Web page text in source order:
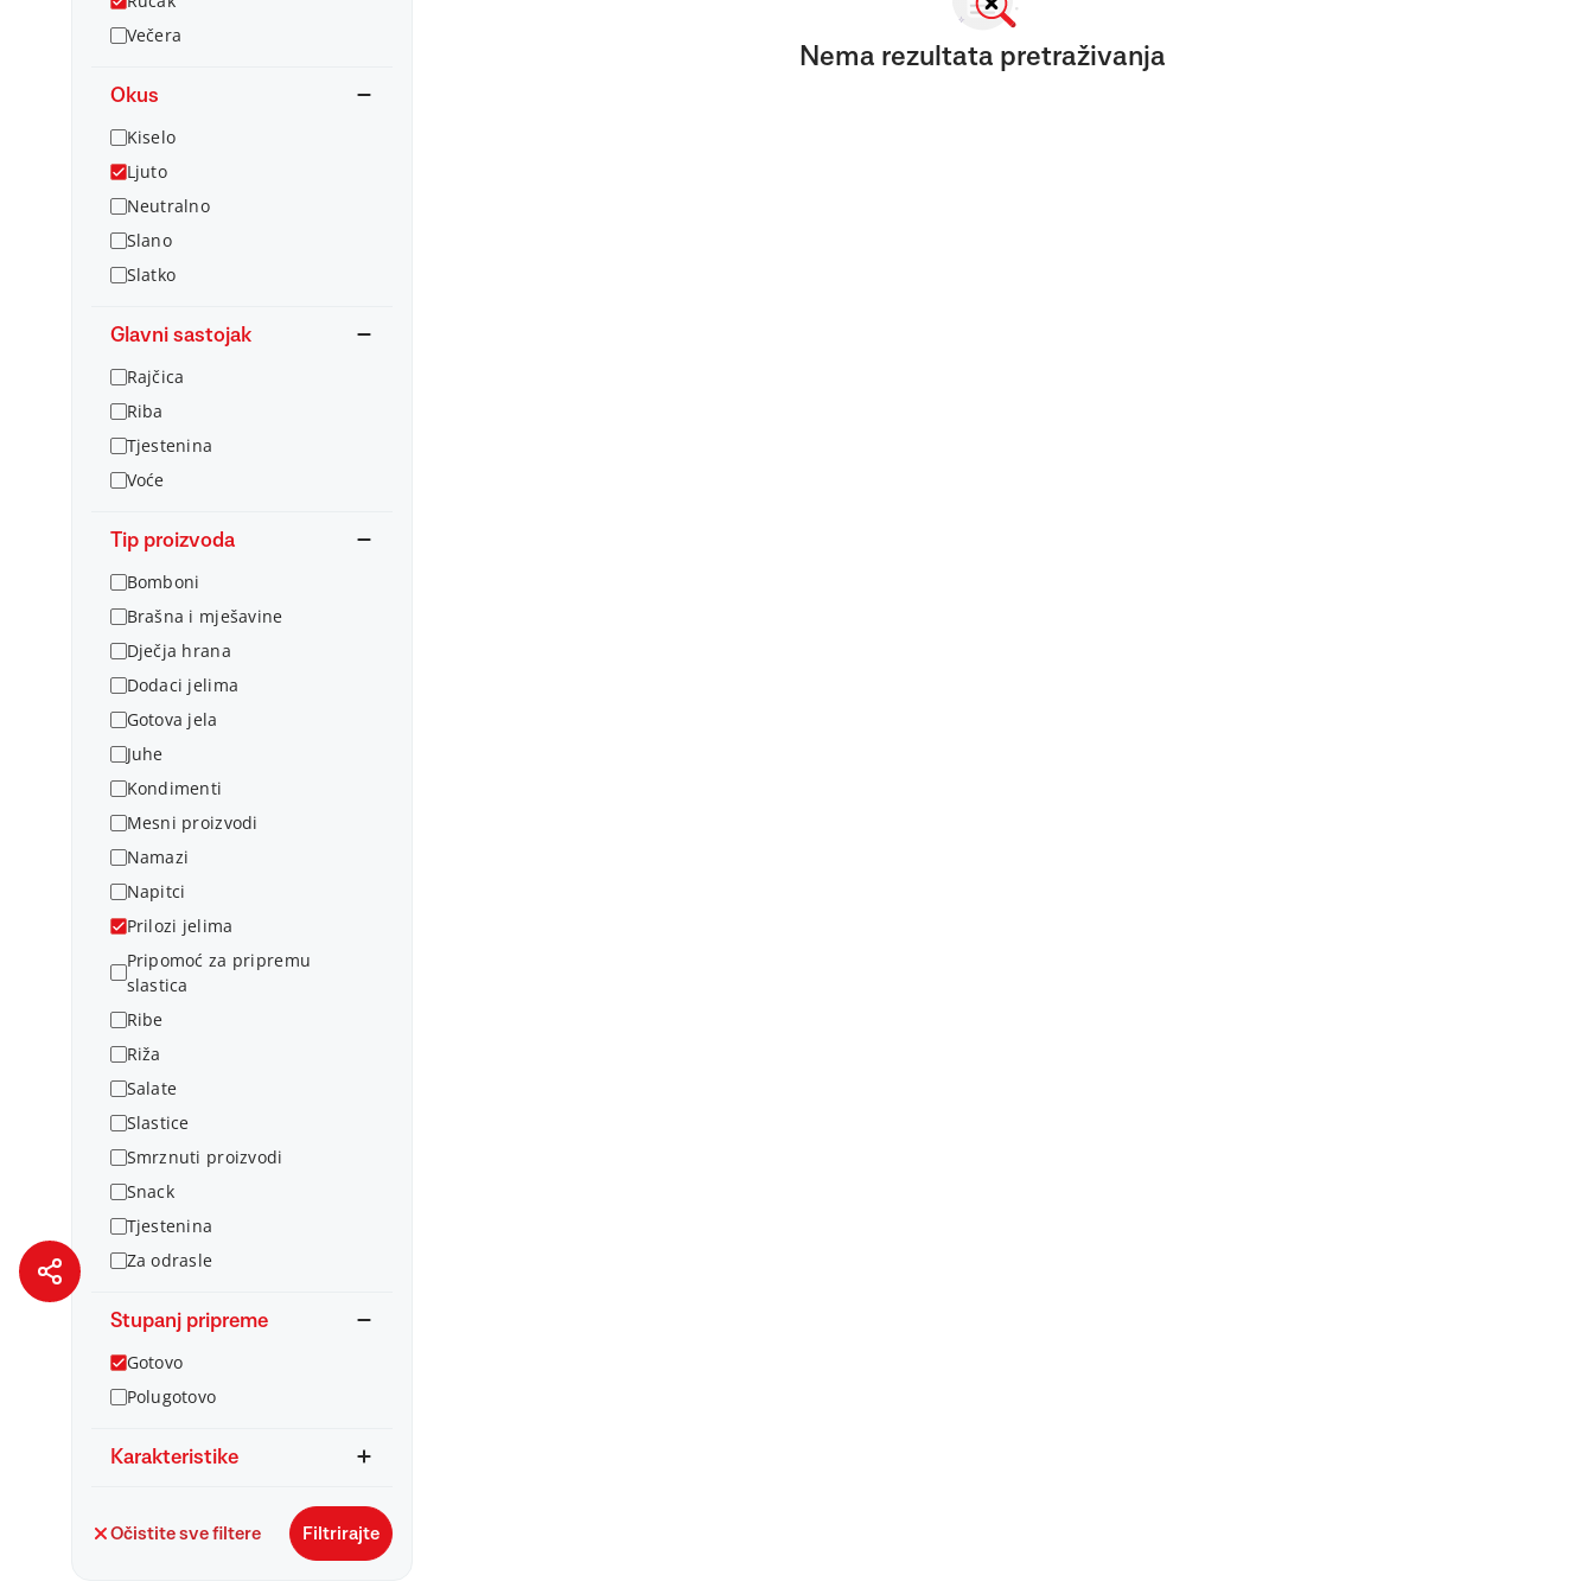
Večera
Okus
Kiselo
Ljuto
Neutralno
Slano
Slatko
Glavni sastojak
Rajčica
Riba
Tjestenina
Voće
Tip proizvoda
Bomboni
Brašna i mješavine
Dječja hrana
Dodaci jelima
Gotova jela
Juhe
Kondimenti
Mesni proizvodi
Namazi
Napitci
Prilozi jelima
Pripomoć za pripremu
slastica
Ribe
Riža
Salate
Slastice
Smrznuti proizvodi
Snack
Tjestenina
Za odrasle
Stupanj pripreme
Gotovo
Polugotovo
Karakteristike
Očistite sve filtere Filtrirajte
Nema rezultata pretraživanja